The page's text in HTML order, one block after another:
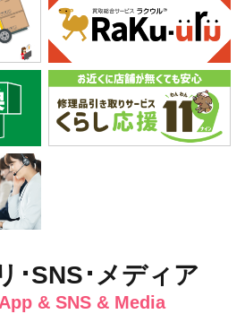
･SNS･メディア
& SNS & Media